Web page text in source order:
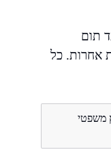
תום
אחרות. כל
משפטי